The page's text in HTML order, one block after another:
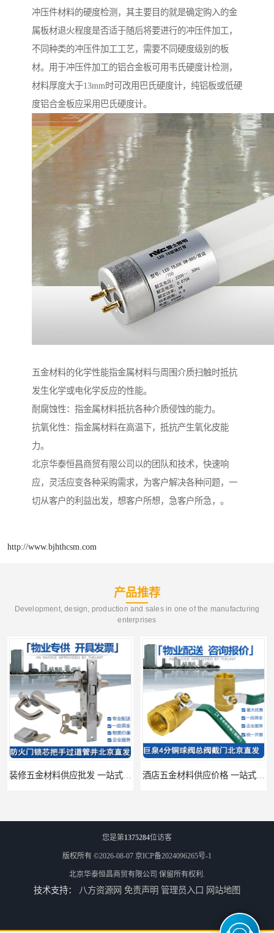
冲压件材料的硬度检测，其主要目的就是确定购入的金
属板材退火程度是否适于随后将要进行的冲压件加工，
不同种类的冲压件加工工艺，需要不同硬度级别的板
材。用于冲压件加工的铝合金板可用韦氏硬度计检测，
材料厚度大于13mm时可改用巴氏硬度计，纯铝板或低硬
度铝合金板应采用巴氏硬度计。
五金材料的化学性能指金属材料与周围介质扫触时抵抗
发生化学或电化学反应的性能。
耐腐蚀性：指金属材料抵抗各种介质侵蚀的能力。
抗氧化性：指金属材料在高温下，抵抗产生氧化皮能
力。
北京华泰恒昌商贸有限公司以的团队和技术，快速响
应，灵活应变各种采购需求，为客户解决各种问题，一
切从客户的利益出发，想客户所想，急客户所急，。
http://www.bjhthcsm.com
产品推荐
Development, design, production and sales in one of the manufacturing
enterprises
建筑五金材料供应配送 一站式五金材料供应商 脸盆冷热水龙头批发商 水龙头冷热洗脸盆池 全城配送
您是第1375284位访客
版权所有 ©2026-08-07 京ICP备2024096265号-1
北京华泰恒昌商贸有限公司 保留所有权利.
技术支持： 八方资源网 免责声明 管理员入口 网站地图